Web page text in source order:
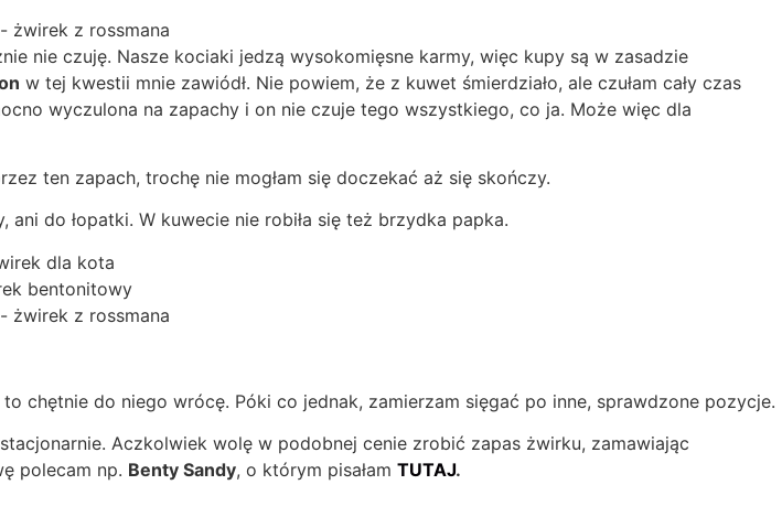
nie czuję. Nasze kociaki jedzą wysokomięsne karmy, więc kupy są w zasadzie
w tej kwestii mnie zawiódł. Nie powiem, że z kuwet śmierdziało, ale czułam cały czas
wyczulona na zapachy i on nie czuje tego wszystkiego, co ja. Może więc dla
ten zapach, trochę nie mogłam się doczekać aż się skończy.
do łopatki. W kuwecie nie robiła się też brzydka papka.
chętnie do niego wrócę. Póki co jednak, zamierzam sięgać po inne, sprawdzone pozycje.
Aczkolwiek wolę w podobnej cenie zrobić zapas żwirku, zamawiając
polecam np. Benty Sandy, o którym pisałam TUTAJ.